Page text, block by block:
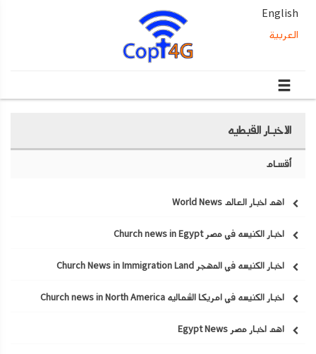
English
العربية
الاخبار القبطيه
أقسام
اهم اخبار العالم World News
اخبار الكنيسه في مصر Church news in Egypt
اخبار الكنيسه في المهجر Church News in Immigration Land
اخبار الكنيسه في امريكا الشماليه Church news in North America
اهم اخبار مصر Egypt News